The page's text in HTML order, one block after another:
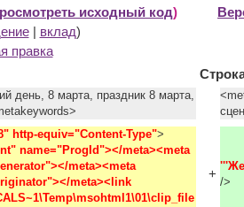
исходный код)
| вклад)
правка
день, 8 марта, праздник 8 марта,
http-equiv="Content-Type">
name="ProgId"></meta><meta
meta><meta
meta><link
+
/>